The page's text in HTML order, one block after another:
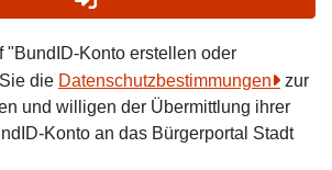
"BundID-Konto erstellen oder
die Datenschutzbestimmungen
zur
und willigen der Übermittlung ihrer
Konto an das Bürgerportal Stadt